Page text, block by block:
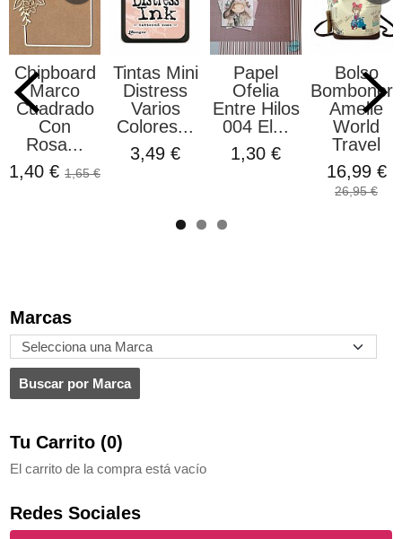
Marcas
Tu Carrito (0)
El carrito de la compra está vacío
Redes Sociales
Chipboard
Marco
Cuadrado
Con
Rosa...
1,40 € 1,65 €
Tintas Mini
Distress
Varios
Colores...
3,49 €
Papel
Ofelia
Entre Hilos
004 El...
1,30 €
Bolso
Bombonera
Amelie
World
Travel
16,99 €
26,95 €